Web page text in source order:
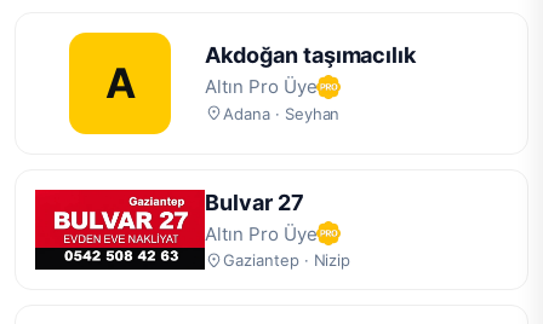
A
Akdoğan taşımacılık
Altın Pro Üye
Adana · Seyhan
Bulvar 27
Altın Pro Üye
Gaziantep · Nizip